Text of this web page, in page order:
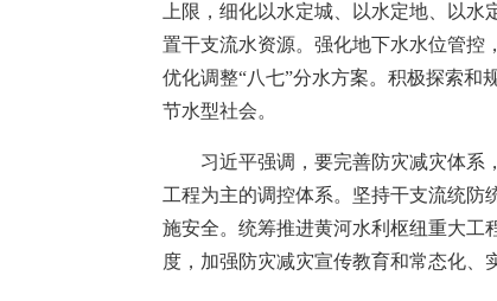
上限，细化以水定城、以水定地、以水
置干支流水资源。强化地下水水位管控
优化调整“八七”分水方案。积极探索和
节水型社会。
习近平强调，要完善防灾减灾体系
工程为主的调控体系。坚持干支流统防
施安全。统筹推进黄河水利枢纽重大工
度，加强防灾减灾宣传教育和常态化、